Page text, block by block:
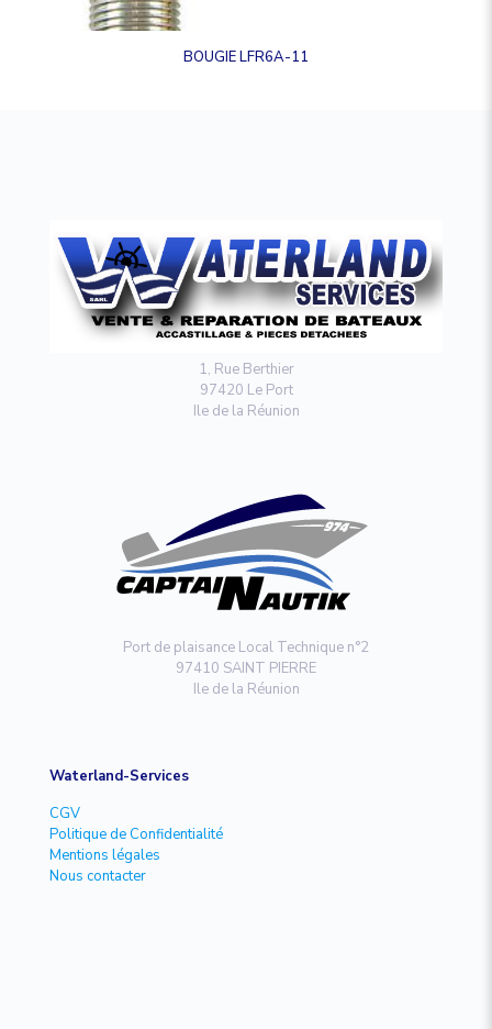
BOUGIE LFR6A-11
1, Rue Berthier
97420 Le Port
Ile de la Réunion
Port de plaisance Local Technique n°2
97410 SAINT PIERRE
Ile de la Réunion
Waterland-Services
CGV
Politique de Confidentialité
Mentions légales
Nous contacter